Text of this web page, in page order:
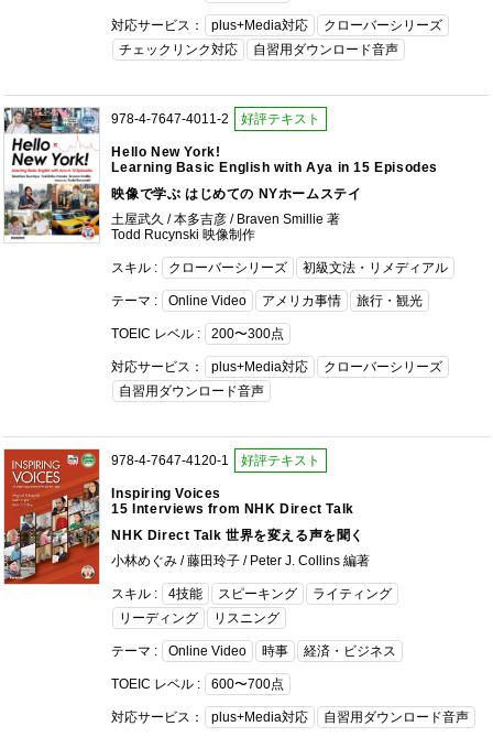
対応サービス： plus+Media対応
クローバーシリーズ
チェックリンク対応
自習用ダウンロード音声
978-4-7647-4011-2 好評テキスト
Hello New York!
Learning Basic English with Aya in 15 Episodes
映像で学ぶ はじめての NYホームステイ
土屋武久 / 本多吉彦 / Braven Smillie 著
Todd Rucynski 映像制作
スキル : クローバーシリーズ 初級文法・リメディアル
テーマ : Online Video アメリカ事情 旅行・観光
TOEIC レベル : 200〜300点
対応サービス： plus+Media対応
クローバーシリーズ
自習用ダウンロード音声
978-4-7647-4120-1 好評テキスト
Inspiring Voices
15 Interviews from NHK Direct Talk
NHK Direct Talk 世界を変える声を聞く
小林めぐみ / 藤田玲子 / Peter J. Collins 編著
スキル : 4技能 スピーキング
ライティング
リーディング
リスニング
テーマ : Online Video 時事 経済・ビジネス
TOEIC レベル : 600〜700点
対応サービス： plus+Media対応 自習用ダウンロード音声